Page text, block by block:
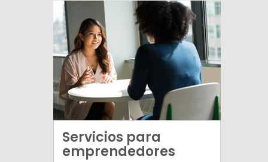
Servicios para
emprendedores